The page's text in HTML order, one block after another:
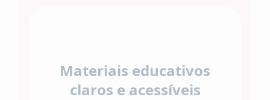
Materiais educativos
claros e acessíveis